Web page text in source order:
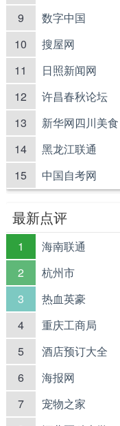
9 数字中国
10 搜屋网
11 日照新闻网
12 许昌春秋论坛
13 新华网四川美食
14 黑龙江联通
15 中国自考网
最新点评
1 海南联通
2 杭州市
3 热血英豪
4 重庆工商局
5 酒店预订大全
6 海报网
7 宠物之家